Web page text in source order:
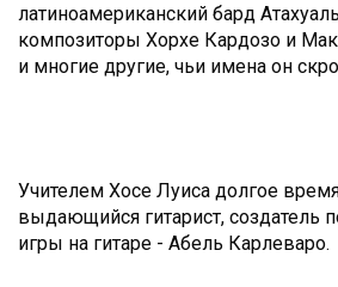
латиноамериканский бард
композиторы Хорхе Кардозо и
и многие другие, чьи имена он
Учителем Хосе Луиса долгое
выдающийся гитарист, создатель
игры на гитаре - Абель Карлеваро.